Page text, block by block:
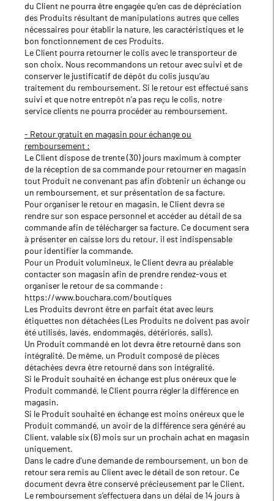
du Client ne pourra être engagée qu'en cas de dépréciation
des Produits résultant de manipulations autres que celles
nécessaires pour établir la nature, les caractéristiques et le
bon fonctionnement de ces Produits.
Le Client pourra retourner le colis avec le transporteur de
son choix. Nous recommandons un retour avec suivi et de
conserver le justificatif de dépôt du colis jusqu’au
traitement du remboursement. Si le retour est effectué sans
suivi et que notre entrepôt n’a pas reçu le colis, notre
service clients ne pourra procéder au remboursement.
- Retour gratuit en magasin pour échange ou
remboursement :
Le Client dispose de trente (30) jours maximum à compter
de la réception de sa commande pour retourner en magasin
tout Produit ne convenant pas afin d'obtenir un échange ou
un remboursement, et sur présentation de sa facture.
Pour organiser le retour en magasin, le Client devra se
rendre sur son espace personnel et accéder au détail de sa
commande afin de télécharger sa facture. Ce document sera
à présenter en caisse lors du retour, il est indispensable
pour identifier la commande.
Pour un Produit volumineux, le Client devra au préalable
contacter son magasin afin de prendre rendez-vous et
organiser le retour de sa commande :
https://www.bouchara.com/boutiques
Les Produits devront être en parfait état avec leurs
étiquettes non détachées (Les Produits ne doivent pas avoir
été utilisés, lavés, endommagés, détériorés, salis).
Un Produit commandé en lot devra être retourné dans son
intégralité. De même, un Produit composé de pièces
détachées devra être retourné dans son intégralité.
Si le Produit souhaité en échange est plus onéreux que le
Produit commandé, le Client pourra régler la différence en
magasin.
Si le Produit souhaité en échange est moins onéreux que le
Produit commandé, un avoir de la différence sera généré au
Client, valable six (6) mois sur un prochain achat en magasin
uniquement.
Dans le cadre d'une demande de remboursement, un bon de
retour sera remis au Client avec le détail de son retour. Ce
document devra être conservé précieusement par le Client.
Le remboursement s’effectuera dans un délai de 14 jours à